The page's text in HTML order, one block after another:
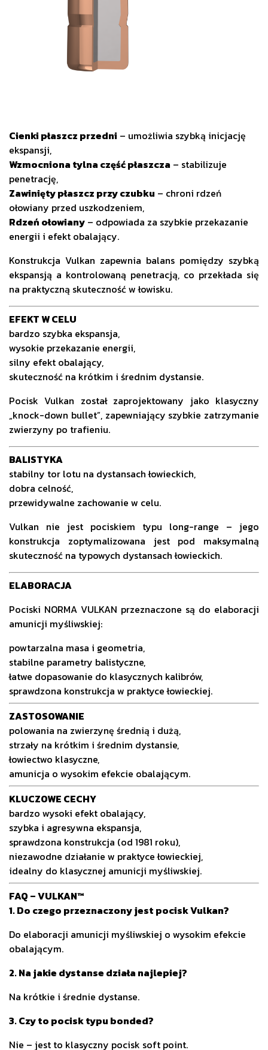
Cienki płaszcz przedni – umożliwia szybką inicjację
ekspansji,
Wzmocniona tylna część płaszcza – stabilizuje
penetrację,
Zawinięty płaszcz przy czubku – chroni rdzeń
ołowiany przed uszkodzeniem,
Rdzeń ołowiany – odpowiada za szybkie przekazanie
energii i efekt obalający.
Konstrukcja Vulkan zapewnia balans pomiędzy szybką
ekspansją a kontrolowaną penetracją, co przekłada się
na praktyczną skuteczność w łowisku.
EFEKT W CELU
bardzo szybka ekspansja,
wysokie przekazanie energii,
silny efekt obalający,
skuteczność na krótkim i średnim dystansie.
Pocisk Vulkan został zaprojektowany jako klasyczny
„knock-down bullet”, zapewniający szybkie zatrzymanie
zwierzyny po trafieniu.
BALISTYKA
stabilny tor lotu na dystansach łowieckich,
dobra celność,
przewidywalne zachowanie w celu.
Vulkan nie jest pociskiem typu long-range – jego
konstrukcja zoptymalizowana jest pod maksymalną
skuteczność na typowych dystansach łowieckich.
ELABORACJA
Pociski NORMA VULKAN przeznaczone są do elaboracji
amunicji myśliwskiej:
powtarzalna masa i geometria,
stabilne parametry balistyczne,
łatwe dopasowanie do klasycznych kalibrów,
sprawdzona konstrukcja w praktyce łowieckiej.
ZASTOSOWANIE
polowania na zwierzynę średnią i dużą,
strzały na krótkim i średnim dystansie,
łowiectwo klasyczne,
amunicja o wysokim efekcie obalającym.
KLUCZOWE CECHY
bardzo wysoki efekt obalający,
szybka i agresywna ekspansja,
sprawdzona konstrukcja (od 1981 roku),
niezawodne działanie w praktyce łowieckiej,
idealny do klasycznej amunicji myśliwskiej.
FAQ – VULKAN™
1. Do czego przeznaczony jest pocisk Vulkan?
Do elaboracji amunicji myśliwskiej o wysokim efekcie
obalającym.
2. Na jakie dystanse działa najlepiej?
Na krótkie i średnie dystanse.
3. Czy to pocisk typu bonded?
Nie – jest to klasyczny pocisk soft point.